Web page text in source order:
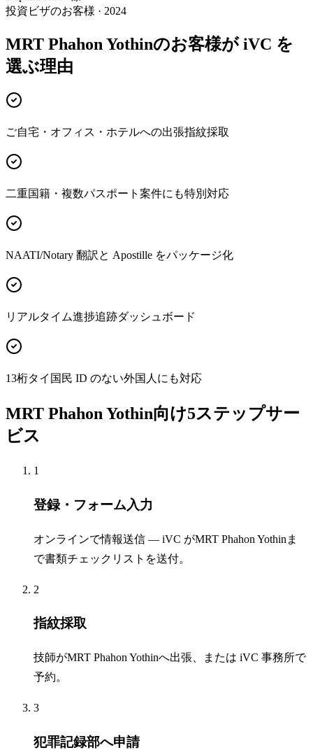
投資ビザのお客様 · 2024
MRT Phahon Yothinのお客様が iVC を
選ぶ理由
ご自宅・オフィス・ホテルへの出張指紋採取
二重国籍・複数パスポート案件にも特別対応
NAATI/Notary 翻訳と Apostille をパッケージ化
リアルタイム進捗追跡ダッシュボード
13桁タイ国民 ID のない外国人にも対応
MRT Phahon Yothin向け5ステップサー
ビス
1
登録・フォーム入力
オンラインで情報送信 — iVC がMRT Phahon Yothinま
で書類チェックリストを送付。
2
指紋採取
技師がMRT Phahon Yothinへ出張、または iVC 事務所で
予約。
3
犯罪記録部へ申請